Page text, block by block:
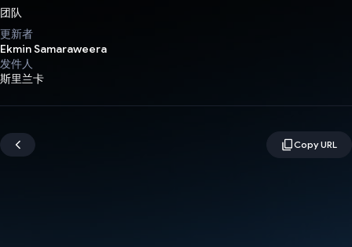
团队
更新者
Ekmin Samaraweera
发件人
斯里兰卡